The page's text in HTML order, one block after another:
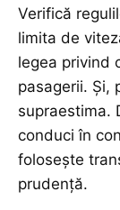
Verifică
limita de
legea privind
pasagerii. Și,
supraestima.
conduci în
folosește
prudență.